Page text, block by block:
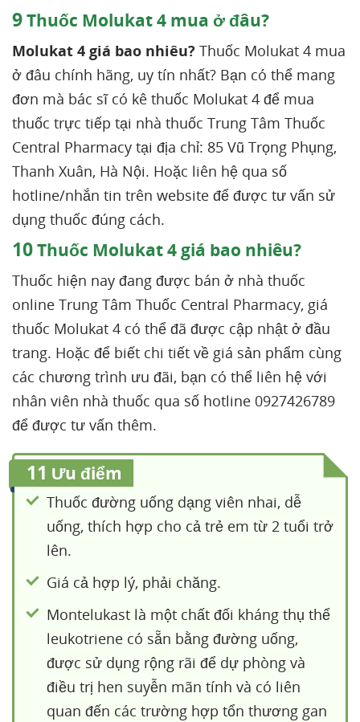
9Thuốc Molukat 4 mua ở đâu?
Molukat 4 giá bao nhiêu? Thuốc Molukat 4 mua
ở đâu chính hãng, uy tín nhất? Bạn có thể mang
đơn mà bác sĩ có kê thuốc Molukat 4 để mua
thuốc trực tiếp tại nhà thuốc Trung Tâm Thuốc
Central Pharmacy tại địa chỉ: 85 Vũ Trọng Phụng,
Thanh Xuân, Hà Nội. Hoặc liên hệ qua số
hotline/nhắn tin trên website để được tư vấn sử
dụng thuốc đúng cách.
10Thuốc Molukat 4 giá bao nhiêu?
Thuốc hiện nay đang được bán ở nhà thuốc
online Trung Tâm Thuốc Central Pharmacy, giá
thuốc Molukat 4 có thể đã được cập nhật ở đầu
trang. Hoặc để biết chi tiết về giá sản phẩm cùng
các chương trình ưu đãi, bạn có thể liên hệ với
nhân viên nhà thuốc qua số hotline 0927426789
để được tư vấn thêm.
11 Ưu điểm
Thuốc đường uống dạng viên nhai, dễ
uống, thích hợp cho cả trẻ em từ 2 tuổi trở
lên.
Giá cả hợp lý, phải chăng.
Montelukast là một chất đối kháng thụ thể
leukotriene có sẵn bằng đường uống,
được sử dụng rộng rãi để dự phòng và
điều trị hen suyễn mãn tính và có liên
quan đến các trường hợp tổn thương gan